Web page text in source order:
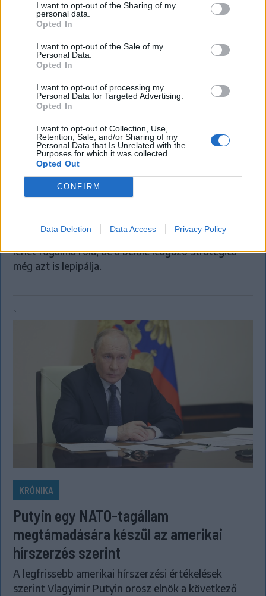
I want to opt-out of the Sharing of my
personal data.
Opted In
I want to opt-out of the Sale of my
Personal Data.
Opted In
I want to opt-out of processing my
Personal Data for Targeted Advertising.
Opted In
I want to opt-out of Collection, Use,
Retention, Sale, and/or Sharing of my
Personal Data that Is Unrelated with the
Purposes for which it was collected.
Opted Out
CONFIRM
Data Deletion Data Access Privacy Policy
SZÉKELYHON
A Transalpinát is lepipálja a nagy háború
idején épült Strategica
Több tíz kilométeren át 1800–2000 méteres
magasságban kígyózik, sokan a romániai tereputak
királyának tartják. Aki a Transalpinát már bejárta,
lehet fogalma róla, de a belőle leágazó Strategica
még azt is lepipálja.
`
KRÓNIKA
Putyin egy NATO-tagállam
megtámadására készül az amerikai
hírszerzés szerint
A legfrissebb amerikai hírszerzési értékelések
szerint Vlagyimir Putyin orosz elnök a következő